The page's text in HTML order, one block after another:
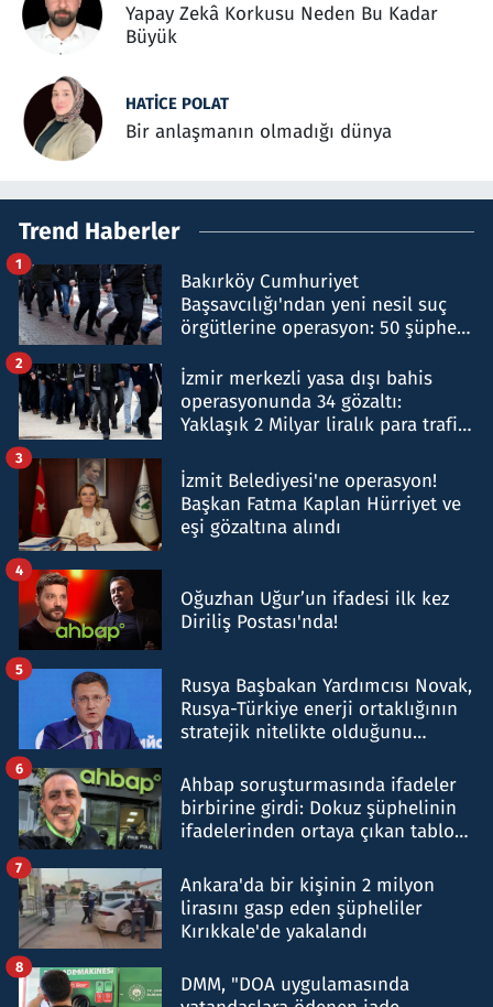
Yapay Zekâ Korkusu Neden Bu Kadar
Büyük
HATICE POLAT
Bir anlaşmanın olmadığı dünya
Trend Haberler
Bakırköy Cumhuriyet
Başsavcılığı'ndan yeni nesil suç
örgütlerine operasyon: 50 şüpheli
1
İzmir merkezli yasa dışı bahis
operasyonunda 34 gözaltı:
Yaklaşık 2 Milyar liralık para trafiği
2
İzmit Belediyesi'ne operasyon!
Başkan Fatma Kaplan Hürriyet ve
eşi gözaltına alındı
3
Oğuzhan Uğur’un ifadesi ilk kez
Diriliş Postası'nda!
4
Rusya Başbakan Yardımcısı Novak,
Rusya-Türkiye enerji ortaklığının
stratejik nitelikte olduğunu
5
Ahbap soruşturmasında ifadeler
birbirine girdi: Dokuz şüphelinin
ifadelerinden ortaya çıkan tablo
6
Ankara'da bir kişinin 2 milyon
lirasını gasp eden şüpheliler
Kırıkkale'de yakalandı
7
DMM, "DOA uygulamasında
8